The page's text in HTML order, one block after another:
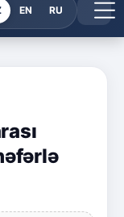
EN RU